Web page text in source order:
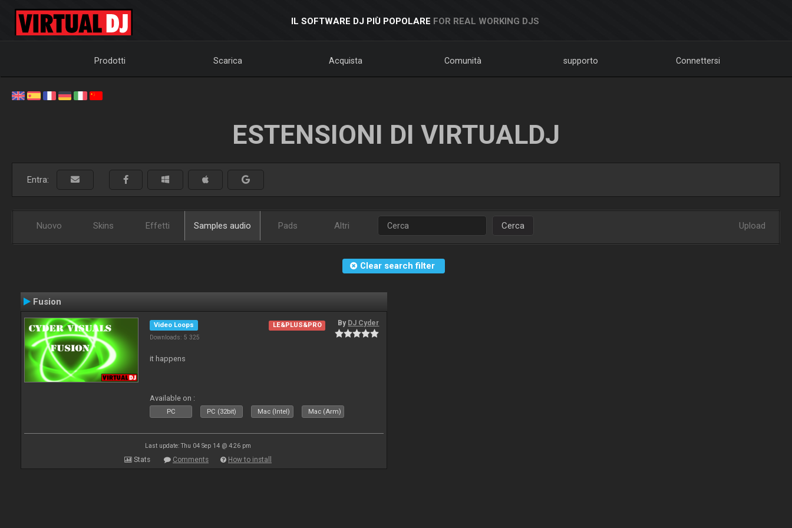
IL SOFTWARE DJ PIÙ POPOLARE FOR REAL WORKING DJS
Prodotti Scarica Acquista Comunità supporto Connettersi
ESTENSIONI DI VIRTUALDJ
Entra:
Nuovo Skins Effetti Samples audio Pads Altri Cerca Upload
Clear search filter
Fusion
Video Loops
Downloads: 5 325
LE&PLUS&PRO By DJ Cyder
it happens
Available on :
PC PC (32bit) Mac (Intel) Mac (Arm)
Last update: Thu 04 Sep 14 @ 4:26 pm
Stats Comments How to install